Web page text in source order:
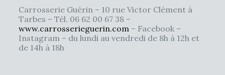
Carrosserie Guérin – 10 rue Victor Clément à
Tarbes – Tél. 06 62 00 67 38 –
www.carrosserieguerin.com– Facebook –
Instagram – du lundi au vendredi de 8h à 12h et
de 14h à 18h